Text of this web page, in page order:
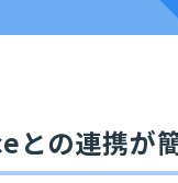
との連携が